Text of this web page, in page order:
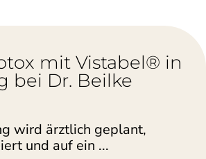
mit Vistabel® in
bei Dr. Beilke
wird ärztlich geplant,
und auf ein ...